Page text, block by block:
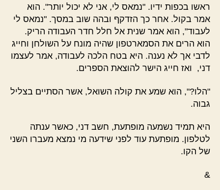
ראשו בכפות ידיו. "נמאס לי, אני לא יכול יותר". הוא
אמר בקול. אחר כך הזדקף ובהה שוב במסך. "נמאס לי
לעבוד", הוא אמר שנית אל חלל חדר העבודה הריק.
הוא הרים את הסמארטפון שהיה מונח על השולחן וחייג
לדבי אך לא נענה. היא בטח הלכה לעבודה, אמר לעצמו
דני, ואז חייג הישר להוצאת הספרים.
"הלו?", הוא שמע את קולה השואל, אשר הסתיים בצליל
גבוה.
היא תמיד נשמעה מופתעת, חשב דני, כאשר ענתה
לטלפון. מופתעת עוד לפני שידעה מי נמצא מעברו השני
של הקו.
&